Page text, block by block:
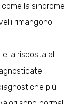
la sindrome
rimangono
la risposta al
più